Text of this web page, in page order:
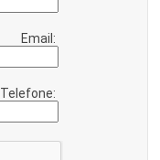
Email:
Telefone: